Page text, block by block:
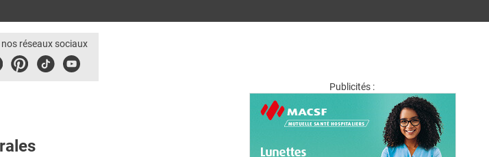
réseaux sociaux
Pinterest
TiktokYoubute
Publicités :